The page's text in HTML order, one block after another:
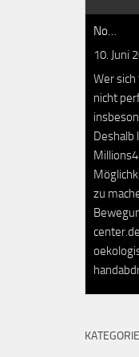
No…
10. Juni
Wer
nicht
Deshalb
zu